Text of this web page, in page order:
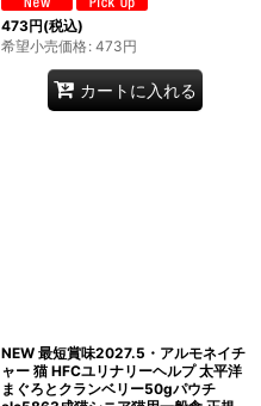
473円(税込)
希望小売価格: 473円
カートに入れる
NEW 最短賞味2027.5・アルモネイチ
ャー 猫 HFCユリナリーヘルプ 太平洋
まぐろとクランベリー50gパウチ